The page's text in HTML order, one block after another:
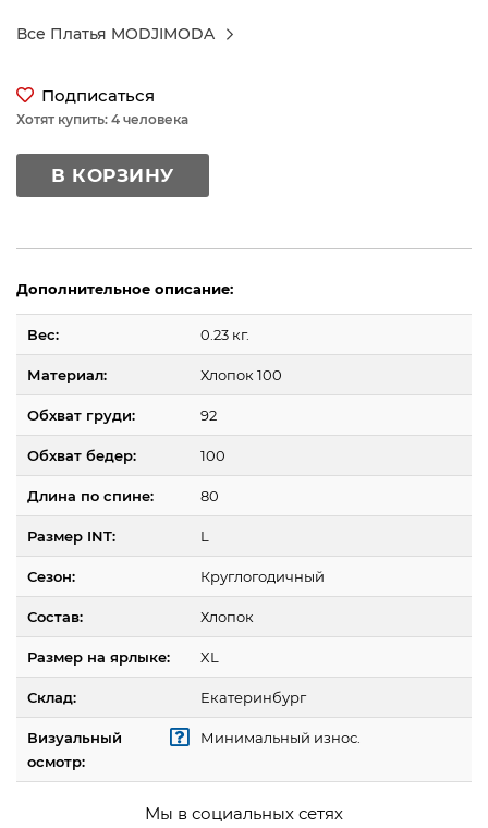
Все Платья MODJIMODA
Подписаться
Хотят купить: 4 человека
В КОРЗИНУ
Дополнительное описание:
Вес: 0.23 кг.
Материал: Хлопок 100
Обхват груди: 92
Обхват бедер: 100
Длина по спине: 80
Размер INT: L
Сезон: Круглогодичный
Состав: Хлопок
Размер на ярлыке: XL
Склад: Екатеринбург
Визуальный
осмотр:
Минимальный износ.
Мы в социальных сетях